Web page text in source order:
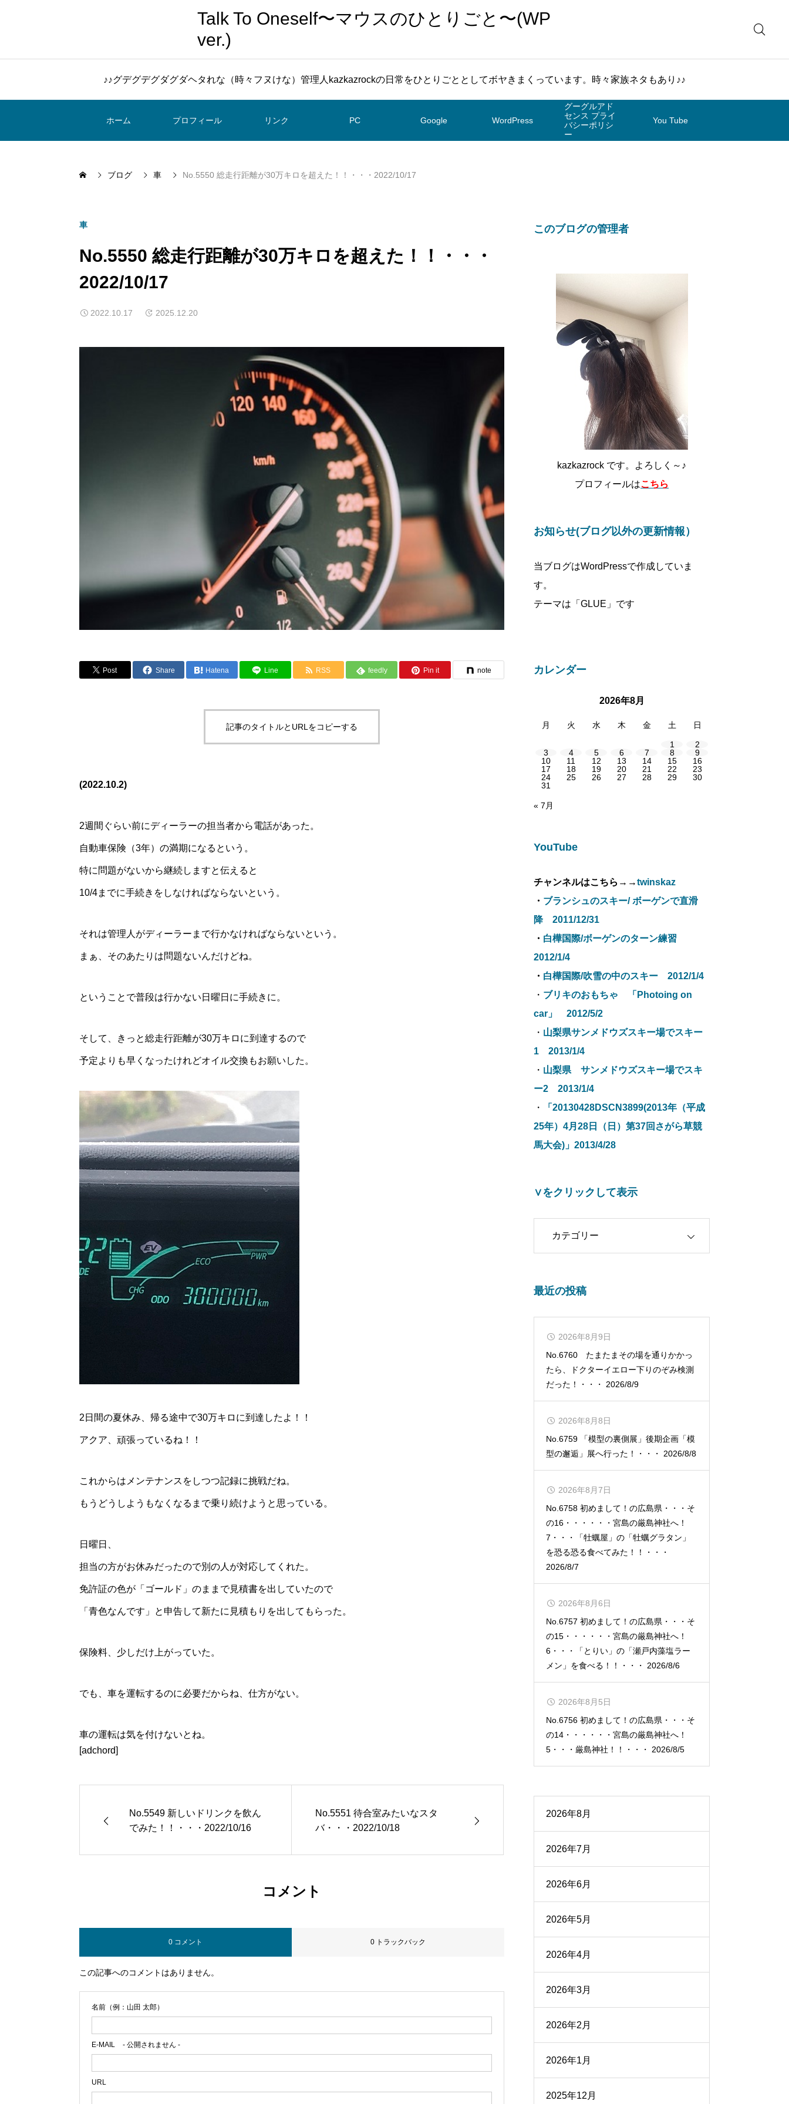
Talk To Oneself〜マウスのひとりごと〜(WP
ver.)
♪♪グデグデグダグダヘタれな（時々フヌけな）管理人kazkazrockの日常をひとりごととしてボヤきまくっています。時々家族ネタもあり♪♪
ホーム プロフィール リンク PC Google WordPress
グーグルアド
センス プライ
バシーポリシ
ー
You Tube
ブログ 車 No.5550 総走行距離が30万キロを超えた！！・・・2022/10/17
車
No.5550 総走行距離が30万キロを超えた！！・・・
2022/10/17
2022.10.17 2025.12.20
Post Share Hatena Line RSS feedly Pin it note
記事のタイトルとURLをコピーする
(2022.10.2)
2週間ぐらい前にディーラーの担当者から電話があった。
自動車保険（3年）の満期になるという。
特に問題がないから継続しますと伝えると
10/4までに手続きをしなければならないという。
それは管理人がディーラーまで行かなければならないという。
まぁ、そのあたりは問題ないんだけどね。
ということで普段は行かない日曜日に手続きに。
そして、きっと総走行距離が30万キロに到達するので
予定よりも早くなったけれどオイル交換もお願いした。
2日間の夏休み、帰る途中で30万キロに到達したよ！！
アクア、頑張っているね！！
これからはメンテナンスをしつつ記録に挑戦だね。
もうどうしようもなくなるまで乗り続けようと思っている。
日曜日、
担当の方がお休みだったので別の人が対応してくれた。
免許証の色が「ゴールド」のままで見積書を出していたので
「青色なんです」と申告して新たに見積もりを出してもらった。
保険料、少しだけ上がっていた。
でも、車を運転するのに必要だからね、仕方がない。
車の運転は気を付けないとね。
[adchord]
No.5549 新しいドリンクを飲ん
でみた！！・・・2022/10/16
No.5551 待合室みたいなスタ
バ・・・2022/10/18
コメント
0 コメント 0 トラックバック
この記事へのコメントはありません。
名前（例：山田 太郎）
E-MAIL - 公開されません -
URL
このブログの管理者
kazkazrock です。よろしく～♪
プロフィールはこちら
お知らせ(ブログ以外の更新情報）
当ブログはWordPressで作成していま
す。
テーマは「GLUE」です
カレンダー
2026年8月
月 火 水 木 金 土 日
1
2
3
4 5 6 7 8
9
10
11 12 13 14 15
16
17
18 19 20 21 22
23
24
25 26 27 28 29
30
31
« 7月
YouTube
チャンネルはこちら→→twinskaz
・ ブランシュのスキー/ ボーゲンで直滑
降 2011/12/31
・ 白樺国際/ボーゲンのターン練習
2012/1/4
・ 白樺国際/吹雪の中のスキー 2012/1/4
・ ブリキのおもちゃ 「Photoing on
car」 2012/5/2
・ 山梨県サンメドウズスキー場でスキー
1 2013/1/4
・ 山梨県 サンメドウズスキー場でスキ
ー2 2013/1/4
・
「20130428DSCN3899(2013年（平成
25年）4月28日（日）第37回さがら草競
馬大会)」2013/4/28
∨をクリックして表示
最近の投稿
No.6760 たまたまその場を通りかかっ
たら、ドクターイエロー下りのぞみ検測
だった！・・・ 2026/8/9
2026年8月9日
No.6759 「模型の裏側展」後期企画「模
型の邂逅」展へ行った！・・・ 2026/8/8
2026年8月8日
No.6758 初めまして！の広島県・・・そ
の16・・・・・・宮島の厳島神社へ！
7・・・「牡蠣屋」の「牡蠣グラタン」
を恐る恐る食べてみた！！・・・
2026/8/7
2026年8月7日
No.6757 初めまして！の広島県・・・そ
の15・・・・・・宮島の厳島神社へ！
6・・・「とりい」の「瀬戸内藻塩ラー
メン」を食べる！！・・・ 2026/8/6
2026年8月6日
No.6756 初めまして！の広島県・・・そ
の14・・・・・・宮島の厳島神社へ！
5・・・厳島神社！！・・・ 2026/8/5
2026年8月5日
2026年8月
2026年7月
2026年6月
2026年5月
2026年4月
2026年3月
2026年2月
2026年1月
2025年12月